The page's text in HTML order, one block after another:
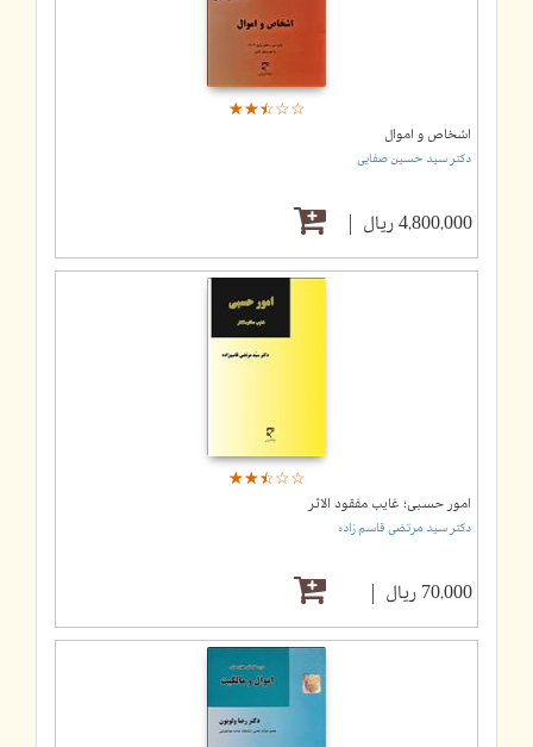
☆☆☆☆☆
★★★★★
اشخاص و اموال
دکتر سید حسین صفایی
4,800,000 ریال
☆☆☆☆☆
★★★★★
امور حسبی؛ غایب مفقود الاثر
دکتر سید مرتضی قاسم زاده
70,000 ریال